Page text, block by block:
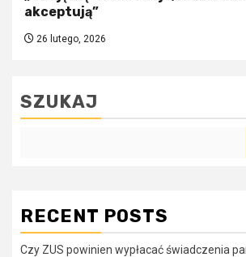
akceptują”
26 lutego, 2026
SZUKAJ
RECENT POSTS
Czy ZUS powinien wypłacać świadczenia